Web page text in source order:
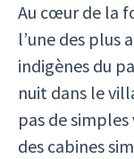
Au cœur de la
l’une des plus
indigènes du
nuit dans le
pas de simples
des cabines